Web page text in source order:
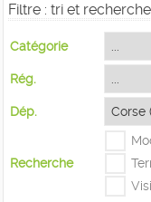
Filtre : tri et recherche
Catégorie
Rég.
Dép.
Recherche